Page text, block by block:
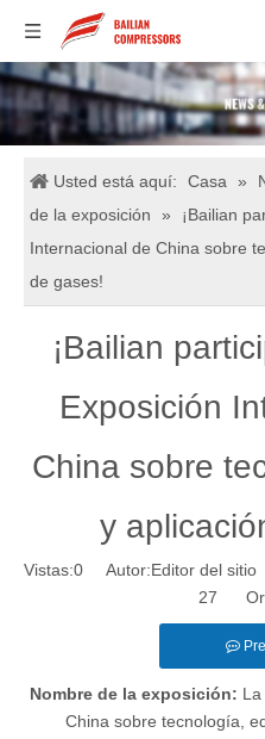
Usted está aquí: Casa »
de la exposición
»
¡Bailian
Internacional de China sobre
de gases!
¡Bailian
Exposición
China sobre
y
Vistas:0 Autor:Editor del sitio
27
Nombre de la exposición:
China sobre tecnología,